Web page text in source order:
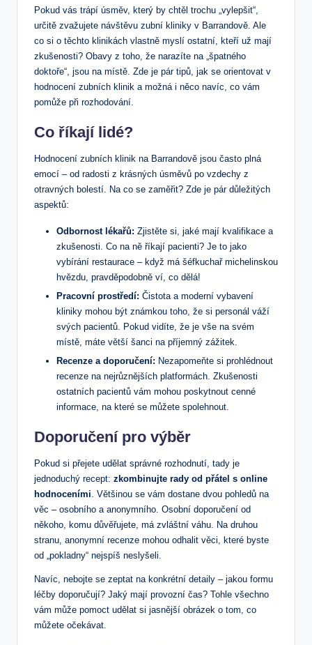
Pokud vás trápí úsměv, který by chtěl trochu „vylepšit“,
určitě zvažujete návštěvu zubní kliniky v Barrandově. Ale
co si o těchto klinikách vlastně myslí ostatní, kteří už mají
zkušenosti? Obavy z toho, že narazíte na „špatného
doktoře“, jsou na místě. Zde je pár tipů, jak se orientovat v
hodnocení zubních klinik a možná i něco navíc, co vám
pomůže při rozhodování.
Co říkají lidé?
Hodnocení zubních klinik na Barrandově jsou často plná
emocí – od radosti z krásných úsměvů po vzdechy z
otravných bolestí. Na co se zaměřit? Zde je pár důležitých
aspektů:
Odbornost lékařů: Zjistěte si, jaké mají kvalifikace a
zkušenosti. Co na ně říkají pacienti? Je to jako
vybírání restaurace – když má šéfkuchař michelinskou
hvězdu, pravděpodobně ví, co dělá!
Pracovní prostředí: Čistota a moderní vybavení
kliniky mohou být známkou toho, že si personál váží
svých pacientů. Pokud vidíte, že je vše na svém
místě, máte větší šanci na příjemný zážitek.
Recenze a doporučení: Nezapomeňte si prohlédnout
recenze na nejrůznějších platformách. Zkušenosti
ostatních pacientů vám mohou poskytnout cenné
informace, na které se můžete spolehnout.
Doporučení pro výběr
Pokud si přejete udělat správné rozhodnutí, tady je
jednoduchý recept: zkombinujte rady od přátel s online
hodnoceními . Většinou se vám dostane dvou pohledů na
věc – osobního a anonymního. Osobní doporučení od
někoho, komu důvěřujete, má zvláštní váhu. Na druhou
stranu, anonymní recenze mohou odhalit věci, které byste
od „pokladny“ nejspíš neslyšeli.
Navíc, nebojte se zeptat na konkrétní detaily – jakou formu
léčby doporučují? Jaký mají provozní čas? Tohle všechno
vám může pomoct udělat si jasnější obrázek o tom, co
můžete očekávat.